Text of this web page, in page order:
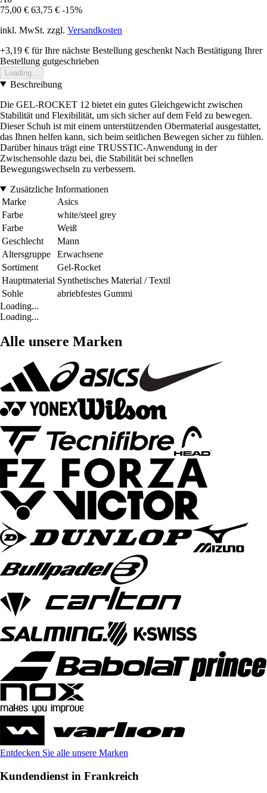
75,00 € 63,75 € -15%
inkl. MwSt. zzgl. Versandkosten
+3,19 € für Ihre nächste Bestellung geschenkt Nach Bestätigung Ihrer
Bestellung gutgeschrieben
Loading...
Beschreibung
Die GEL-ROCKET 12 bietet ein gutes Gleichgewicht zwischen
Stabilität und Flexibilität, um sich sicher auf dem Feld zu bewegen.
Dieser Schuh ist mit einem unterstützenden Obermaterial ausgestattet,
das Ihnen helfen kann, sich beim seitlichen Bewegen sicher zu fühlen.
Darüber hinaus trägt eine TRUSSTIC-Anwendung in der
Zwischensohle dazu bei, die Stabilität bei schnellen
Bewegungswechseln zu verbessern.
Zusätzliche Informationen
Marke
Asics
Farbe
white/steel grey
Farbe
Weiß
Geschlecht
Mann
Altersgruppe
Erwachsene
Sortiment
Gel-Rocket
Hauptmaterial Synthetisches Material / Textil
Sohle
abriebfestes Gummi
Loading...
Loading...
Alle unsere Marken
Entdecken Sie alle unsere Marken
Kundendienst in Frankreich